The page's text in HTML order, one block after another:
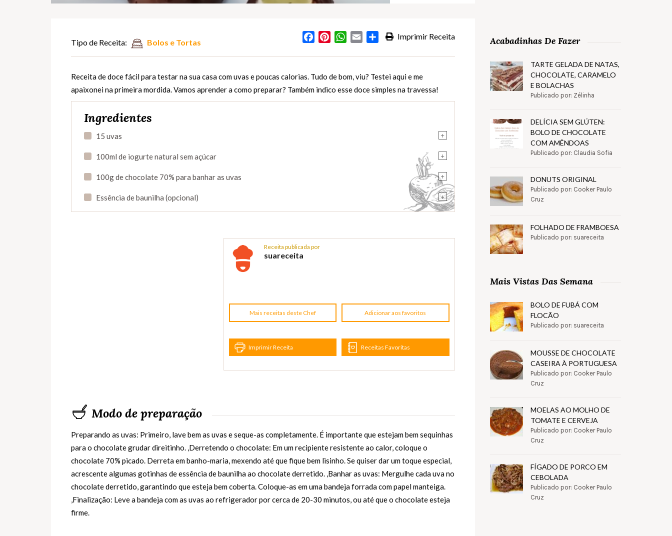
Imprimir Receita
FacebookPinterestWhatsApp
Email Partilhar
Tipo de Receita: Bolos e Tortas
Receita de doce fácil para testar na sua casa com uvas e poucas calorias. Tudo de bom, viu? Testei aqui e me
apaixonei na primeira mordida. Vamos aprender a como preparar? Também indico esse doce simples na travessa!
Ingredientes
+
15 uvas
+
100ml de iogurte natural sem açúcar
+
100g de chocolate 70% para banhar as uvas
+
Essência de baunilha (opcional)
Receita publicada por
suareceita
Mais receitas deste Chef Adicionar aos favoritos
Imprimir Receita Receitas Favoritas
Modo de preparação
Preparando as uvas: Primeiro, lave bem as uvas e seque-as completamente. É importante que estejam bem sequinhas
para o chocolate grudar direitinho. ,Derretendo o chocolate: Em um recipiente resistente ao calor, coloque o
chocolate 70% picado. Derreta em banho-maria, mexendo até que fique bem lisinho. Se quiser dar um toque especial,
acrescente algumas gotinhas de essência de baunilha ao chocolate derretido. ,Banhar as uvas: Mergulhe cada uva no
chocolate derretido, garantindo que esteja bem coberta. Coloque-as em uma bandeja forrada com papel manteiga.
,Finalização: Leve a bandeja com as uvas ao refrigerador por cerca de 20-30 minutos, ou até que o chocolate esteja
firme.
Acabadinhas De Fazer
TARTE GELADA DE NATAS,
CHOCOLATE, CARAMELO
E BOLACHAS
Publicado por: Zélinha
DELÍCIA SEM GLÚTEN:
BOLO DE CHOCOLATE
COM AMÊNDOAS
Publicado por: Claudia Sofia
DONUTS ORIGINAL
Publicado por: Cooker Paulo
Cruz
FOLHADO DE FRAMBOESA
Publicado por: suareceita
Mais Vistas Das Semana
BOLO DE FUBÁ COM
FLOCÃO
Publicado por: suareceita
MOUSSE DE CHOCOLATE
CASEIRA À PORTUGUESA
Publicado por: Cooker Paulo
Cruz
MOELAS AO MOLHO DE
TOMATE E CERVEJA
Publicado por: Cooker Paulo
Cruz
FÍGADO DE PORCO EM
CEBOLADA
Publicado por: Cooker Paulo
Cruz